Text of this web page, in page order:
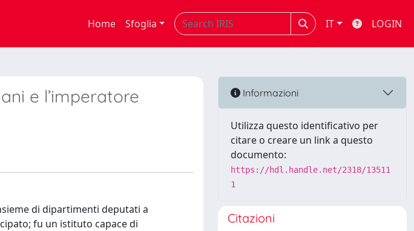
Home Sfoglia IT LOGIN
e l’imperatore
di dipartimenti deputati a
fu un istituto capace di
Informazioni
Utilizza questo identificativo per
citare o creare un link a questo
documento:
https://hdl.handle.net/2318/13511
1
Citazioni